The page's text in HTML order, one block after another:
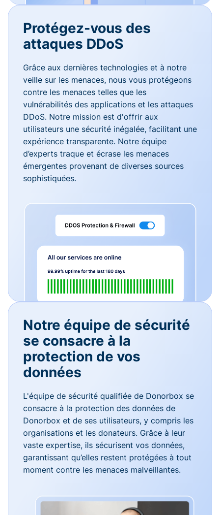
Protégez-vous des
attaques DDoS
Grâce aux dernières technologies et à notre
veille sur les menaces, nous vous protégeons
contre les menaces telles que les
vulnérabilités des applications et les attaques
DDoS. Notre mission est d'offrir aux
utilisateurs une sécurité inégalée, facilitant une
expérience transparente. Notre équipe
d’experts traque et écrase les menaces
émergentes provenant de diverses sources
sophistiquées.
Notre équipe de sécurité
se consacre à la
protection de vos
données
L'équipe de sécurité qualifiée de Donorbox se
consacre à la protection des données de
Donorbox et de ses utilisateurs, y compris les
organisations et les donateurs. Grâce à leur
vaste expertise, ils sécurisent vos données,
garantissant qu’elles restent protégées à tout
moment contre les menaces malveillantes.